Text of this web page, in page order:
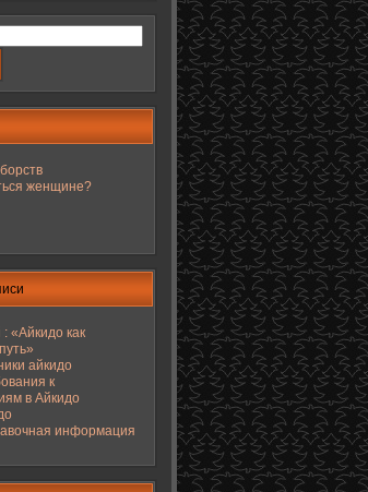
женщине?
: «Айкидо как
айкидо
к
в Айкидо
информация